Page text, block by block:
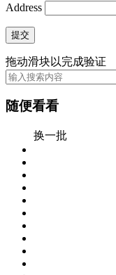
Address
提交
拖动滑块以完成验证
随便看看
换一批